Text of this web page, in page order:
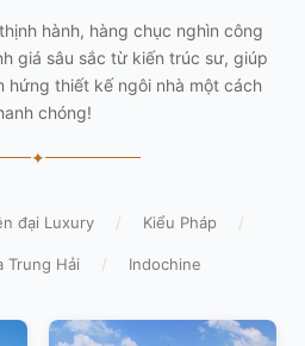
hành, hàng chục nghìn công
giá sâu sắc từ kiến trúc sư, giúp
hứng thiết kế ngôi nhà một cách
chóng!
✦
đại Luxury / Kiểu Pháp /
Trung Hải / Indochine